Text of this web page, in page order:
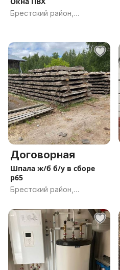
Брестский район,
Договорная
Шпала ж/б б/у в сборе
р65
Брестский район,